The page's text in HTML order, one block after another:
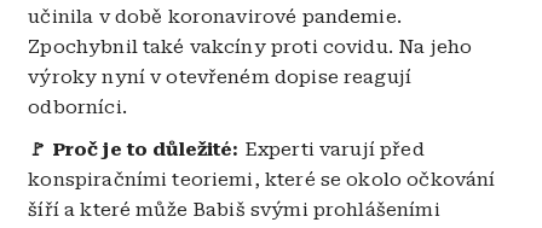
učinila v době koronavirové pandemie.
Zpochybnil také vakcíny proti covidu. Na jeho
výroky nyní v otevřeném dopise reagují
odborníci.
🚩 Proč je to důležité: Experti varují před
konspiračními teoriemi, které se okolo očkování
šíří a které může Babiš svými prohlášeními